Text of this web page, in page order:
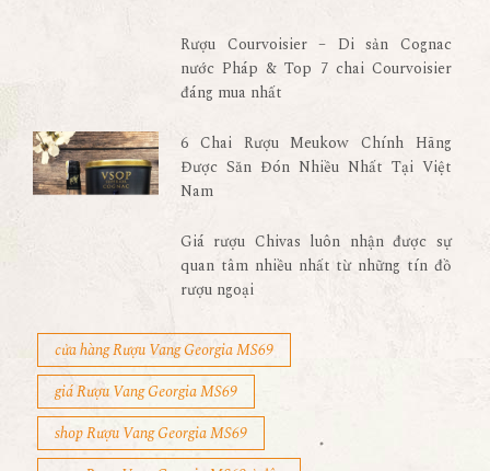
Rượu Courvoisier – Di sản Cognac
nước Pháp & Top 7 chai Courvoisier
đáng mua nhất
6 Chai Rượu Meukow Chính Hãng
Được Săn Đón Nhiều Nhất Tại Việt
Nam
Giá rượu Chivas luôn nhận được sự
quan tâm nhiều nhất từ những tín đồ
rượu ngoại
cửa hàng Rượu Vang Georgia MS69
giá Rượu Vang Georgia MS69
shop Rượu Vang Georgia MS69